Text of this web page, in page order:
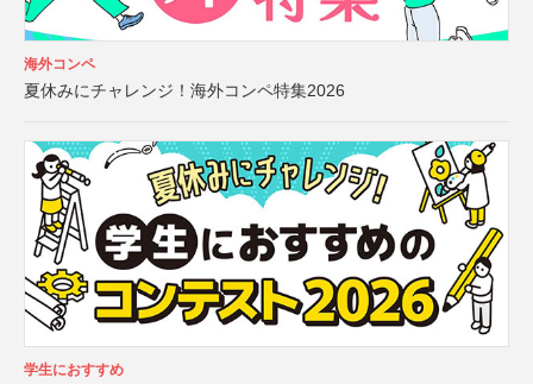
海外コンペ
夏休みにチャレンジ！海外コンペ特集2026
学生におすすめ